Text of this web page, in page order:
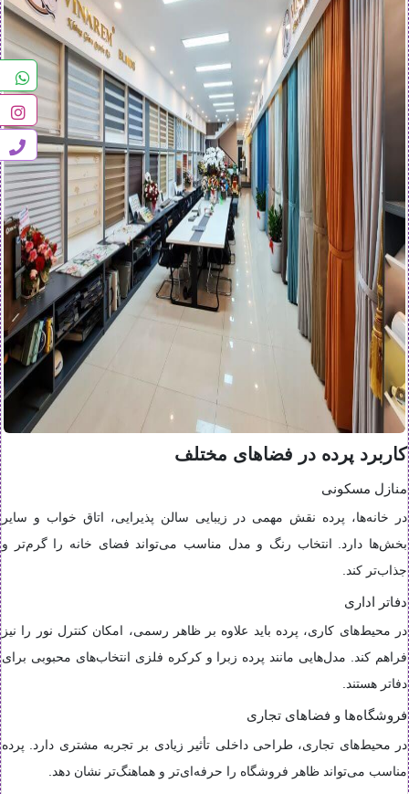
کاربرد پرده در فضاهای مختلف
منازل مسکونی
در خانه‌ها، پرده نقش مهمی در زیبایی سالن پذیرایی، اتاق خواب و سایر
بخش‌ها دارد. انتخاب رنگ و مدل مناسب می‌تواند فضای خانه را گرم‌تر و
جذاب‌تر کند.
دفاتر اداری
در محیط‌های کاری، پرده باید علاوه بر ظاهر رسمی، امکان کنترل نور را نیز
فراهم کند. مدل‌هایی مانند پرده زبرا و کرکره فلزی انتخاب‌های محبوبی برای
دفاتر هستند.
فروشگاه‌ها و فضاهای تجاری
در محیط‌های تجاری، طراحی داخلی تأثیر زیادی بر تجربه مشتری دارد. پرده
مناسب می‌تواند ظاهر فروشگاه را حرفه‌ای‌تر و هماهنگ‌تر نشان دهد.